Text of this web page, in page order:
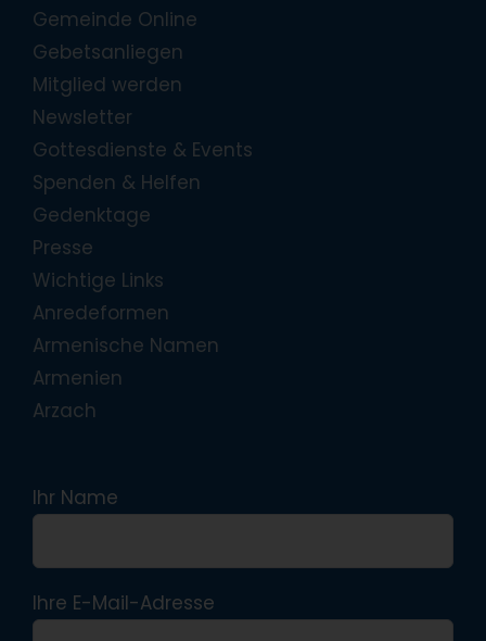
Gemeinde Online
Gebetsanliegen
Mitglied werden
Newsletter
Gottesdienste & Events
Spenden & Helfen
Gedenktage
Presse
Wichtige Links
Anredeformen
Armenische Namen
Armenien
Arzach
Ihr Name
Ihre E-Mail-Adresse